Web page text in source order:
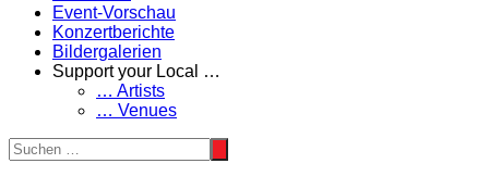
Event-Vorschau
Konzertberichte
Bildergalerien
Support your Local …
… Artists
… Venues